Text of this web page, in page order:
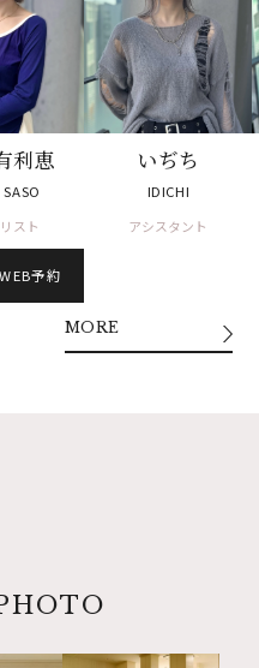
利恵
スト
予約
いぢち
IDICHI
アシスタント
MORE